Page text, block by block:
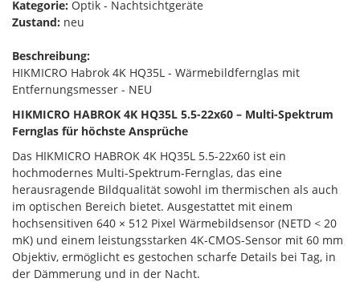
Kategorie: Optik - Nachtsichtgeräte
Zustand: neu
Beschreibung:
HIKMICRO Habrok 4K HQ35L - Wärmebildfernglas mit
Entfernungsmesser - NEU
HIKMICRO HABROK 4K HQ35L 5.5-22x60 – Multi-Spektrum
Fernglas für höchste Ansprüche
Das HIKMICRO HABROK 4K HQ35L 5.5-22x60 ist ein
hochmodernes Multi-Spektrum-Fernglas, das eine
herausragende Bildqualität sowohl im thermischen als auch
im optischen Bereich bietet. Ausgestattet mit einem
hochsensitiven 640 × 512 Pixel Wärmebildsensor (NETD < 20
mK) und einem leistungsstarken 4K-CMOS-Sensor mit 60 mm
Objektiv, ermöglicht es gestochen scharfe Details bei Tag, in
der Dämmerung und in der Nacht.